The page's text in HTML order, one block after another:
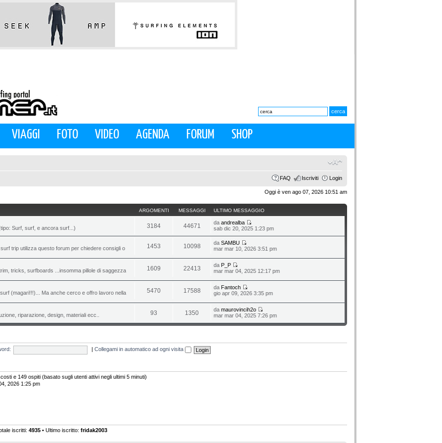
VIAGGI FOTO VIDEO AGENDA FORUM SHOP
FAQ Iscriviti Login
Oggi è ven ago 07, 2026 10:51 am
ARGOMENTI MESSAGGI ULTIMO MESSAGGIO
Surf, surf, e ancora surf...) 3184 44671 da andrealba
sab dic 20, 2025 1:23 pm
trip utilizza questo forum per chiedere consigli o
1453 10098 da SAMBU
mar mar 10, 2026 3:51 pm
tricks, surfboards ...insomma pillole di saggezza
1609 22413 da P_P
mar mar 04, 2025 12:17 pm
(magari!!!)... Ma anche cerco e offro lavoro nella
5470 17588 da Fantoch
gio apr 09, 2026 3:35 pm
riparazione, design, materiali ecc.. 93 1350 da maurovincih2o
mar mar 04, 2025 7:26 pm
Collegami in automatico ad ogni visita
e 149 ospiti (basato sugli utenti attivi negli ultimi 5 minuti)
2026 1:25 pm
iscritti: 4935 • Ultimo iscritto: fridak2003